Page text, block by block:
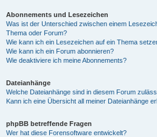
Abonnements und Lesezeichen
Was ist der Unterschied zwischen einem
Thema oder Forum?
Wie kann ich ein Lesezeichen auf ein Thema
Wie kann ich ein Forum abonnieren?
Wie deaktiviere ich meine Abonnements?
Dateianhänge
Welche Dateianhänge sind in diesem Forum
Kann ich eine Übersicht all meiner Dateianhänge
phpBB betreffende Fragen
Wer hat diese Forensoftware entwickelt?